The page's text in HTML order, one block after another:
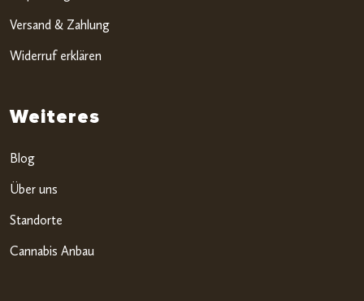
Versand & Zahlung
Widerruf erklären
Weiteres
Blog
Über uns
Standorte
Cannabis Anbau